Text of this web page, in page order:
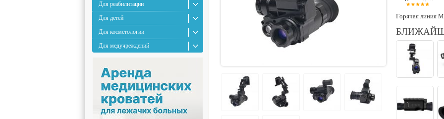
Для реабилитации
Для детей
Для косметологии
Для медучреждений
Горячая линия